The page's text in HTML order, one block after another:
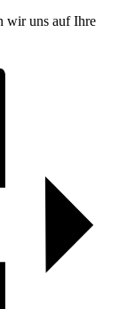
wir uns auf Ihre